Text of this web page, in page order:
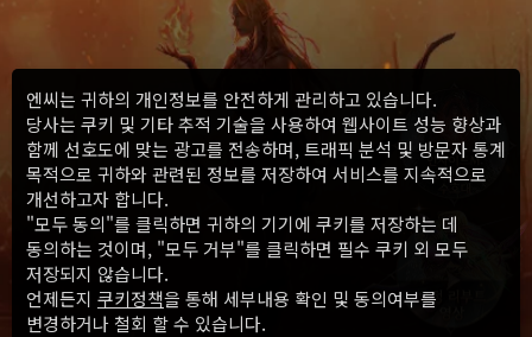
엔씨는 귀하의 개인정보를 안전하게 관리하고 있습니다.
당사는 쿠키 및 기타 추적 기술을 사용하여 웹사이트 성능 향상과
함께 선호도에 맞는 광고를 전송하며, 트래픽 분석 및 방문자 통계
목적으로 귀하와 관련된 정보를 저장하여 서비스를 지속적으로
개선하고자 합니다.
"모두 동의"를 클릭하면 귀하의 기기에 쿠키를 저장하는 데
동의하는 것이며, "모두 거부"를 클릭하면 필수 쿠키 외 모두
저장되지 않습니다.
언제든지 쿠키정책을 통해 세부내용 확인 및 동의여부를
변경하거나 철회 할 수 있습니다.